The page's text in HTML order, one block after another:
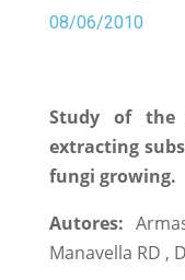
08/06/2010
Study of the
extracting
fungi growing.
Autores:
Manavella RD ,